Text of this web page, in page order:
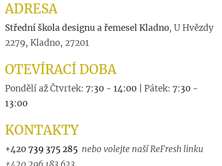
ADRESA
Střední škola designu a řemesel Kladno, U Hvězdy
2279, Kladno, 27201
OTEVÍRACÍ DOBA
Pondělí až Čtvrtek: 7:30 - 14:00 | Pátek: 7:30 -
13:00
KONTAKTY
+420 739 375 285 nebo volejte naší ReFresh linku